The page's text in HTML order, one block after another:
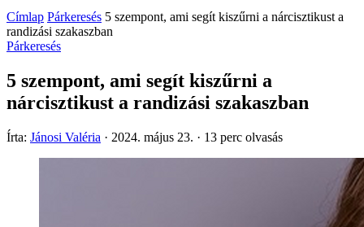
Címlap Párkeresés 5 szempont, ami segít kiszűrni a nárcisztikust a
randizási szakaszban
Párkeresés
5 szempont, ami segít kiszűrni a
nárcisztikust a randizási szakaszban
Írta: Jánosi Valéria · 2024. május 23. · 13 perc olvasás